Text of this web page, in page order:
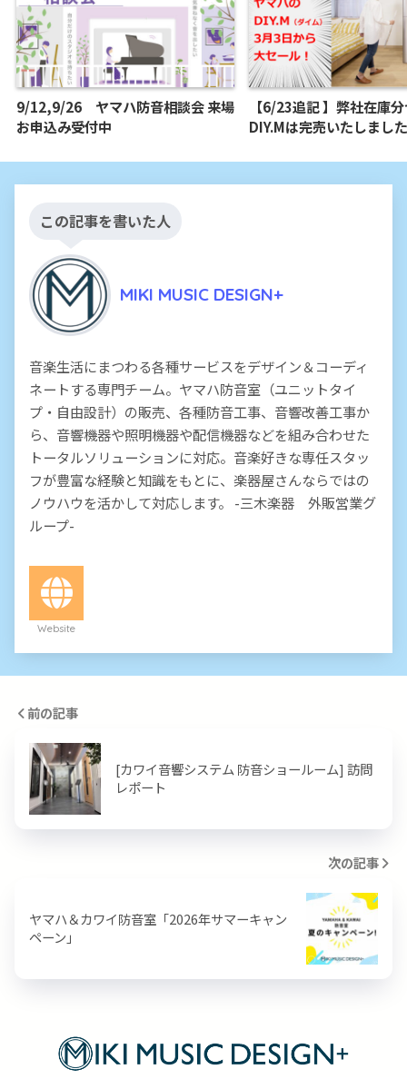
9/12,9/26 ヤマハ防音相談会 来場
お申込み受付中
【6/23追記 】弊社在庫
DIY.Mは完売いたしまし
この記事を書いた人
MIKI MUSIC DESIGN+
音楽生活にまつわる各種サービスをデザイン＆コーディ
ネートする専門チーム。ヤマハ防音室（ユニットタイ
プ・自由設計）の販売、各種防音工事、音響改善工事か
ら、音響機器や照明機器や配信機器などを組み合わせた
トータルソリューションに対応。音楽好きな専任スタッ
フが豊富な経験と知識をもとに、楽器屋さんならではの
ノウハウを活かして対応します。 -三木楽器 外販営業グ
ループ-
Website
前の記事
[カワイ音響システム 防音ショールーム] 訪問
レポート
次の記事
ヤマハ＆カワイ防音室「2026年サマーキャン
ペーン」